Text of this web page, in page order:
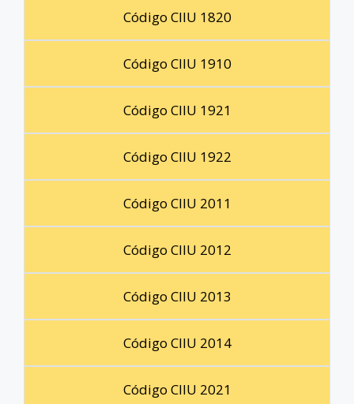
Código CIIU 1820
Código CIIU 1910
Código CIIU 1921
Código CIIU 1922
Código CIIU 2011
Código CIIU 2012
Código CIIU 2013
Código CIIU 2014
Código CIIU 2021